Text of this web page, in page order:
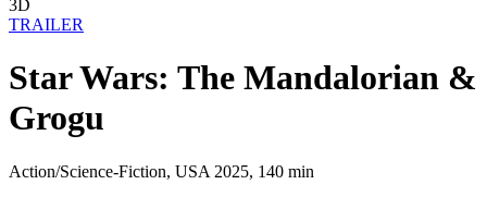
3D
TRAILER
Star Wars: The Mandalorian &
Grogu
Action/Science-Fiction, USA 2025, 140 min